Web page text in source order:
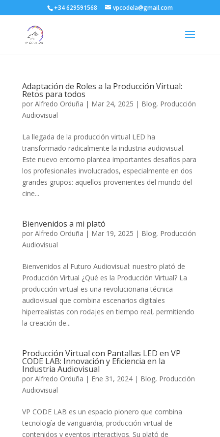
+34 629591568 vpcodela@gmail.com
Adaptación de Roles a la Producción Virtual:
Retos para todos
por Alfredo Orduña | Mar 24, 2025 | Blog, Producción
Audiovisual
La llegada de la producción virtual LED ha
transformado radicalmente la industria audiovisual.
Este nuevo entorno plantea importantes desafíos para
los profesionales involucrados, especialmente en dos
grandes grupos: aquellos provenientes del mundo del
cine...
Bienvenidos a mi plató
por Alfredo Orduña | Mar 19, 2025 | Blog, Producción
Audiovisual
Bienvenidos al Futuro Audiovisual: nuestro plató de
Producción Virtual ¿Qué es la Producción Virtual? La
producción virtual es una revolucionaria técnica
audiovisual que combina escenarios digitales
hiperrealistas con rodajes en tiempo real, permitiendo
la creación de...
Producción Virtual con Pantallas LED en VP
CODE LAB: Innovación y Eficiencia en la
Industria Audiovisual
por Alfredo Orduña | Ene 31, 2024| Blog, Producción
Audiovisual
VP CODE LAB es un espacio pionero que combina
tecnología de vanguardia, producción virtual de
contenidos y eventos interactivos. Su plató de